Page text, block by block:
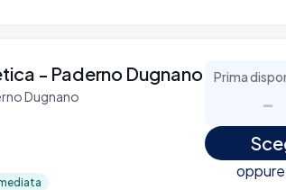
- Paderno Dugnano
Dugnano
Prima
-
oppure